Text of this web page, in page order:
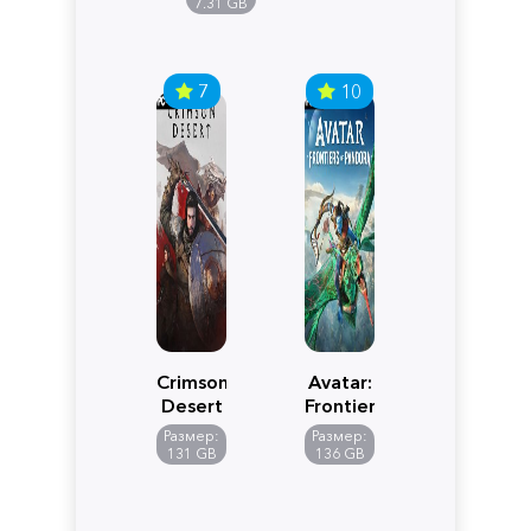
7
Crimson
Desert
Размер:
131 GB
10
Avatar:
Frontiers
of
Pandora
Размер:
136 GB